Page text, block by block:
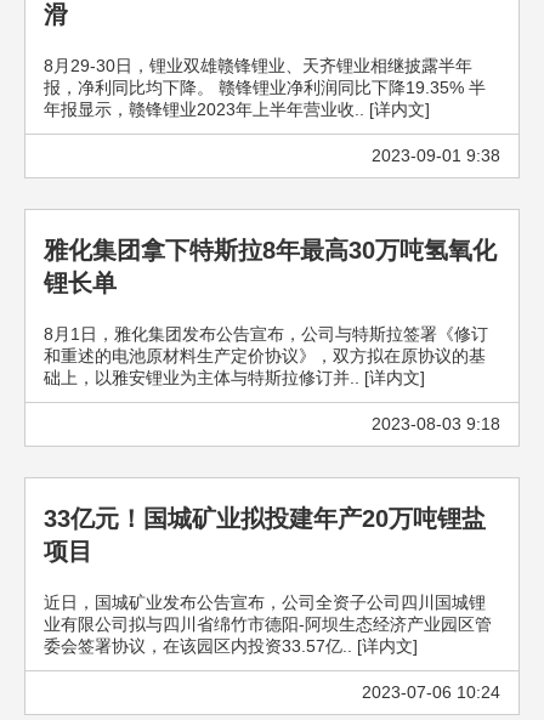
滑
8月29-30日，锂业双雄赣锋锂业、天齐锂业相继披露半年
报，净利同比均下降。 赣锋锂业净利润同比下降19.35% 半
年报显示，赣锋锂业2023年上半年营业收.. [详内文]
2023-09-01 9:38
雅化集团拿下特斯拉8年最高30万吨氢氧化
锂长单
8月1日，雅化集团发布公告宣布，公司与特斯拉签署《修订
和重述的电池原材料生产定价协议》，双方拟在原协议的基
础上，以雅安锂业为主体与特斯拉修订并.. [详内文]
2023-08-03 9:18
33亿元！国城矿业拟投建年产20万吨锂盐
项目
近日，国城矿业发布公告宣布，公司全资子公司四川国城锂
业有限公司拟与四川省绵竹市德阳-阿坝生态经济产业园区管
委会签署协议，在该园区内投资33.57亿.. [详内文]
2023-07-06 10:24